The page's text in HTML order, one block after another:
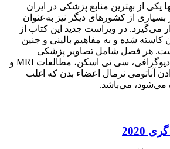
یکی از بهترین منابع پزشکی در ایران
از کشورهای دیگر نیز به‌عنوان
می‌گیرد. در ویراست جدید این کتاب از
شده و به مفاهیم بالینی و جنین
هر فصل شامل تصاویر پزشکی
استاندارد زیادی مانند رادیوگرافی، سی تی اسکن، مطالعات MRI و
آناتومی نرمال اعضاء بدن که اغلب
می‌باشد.
2020